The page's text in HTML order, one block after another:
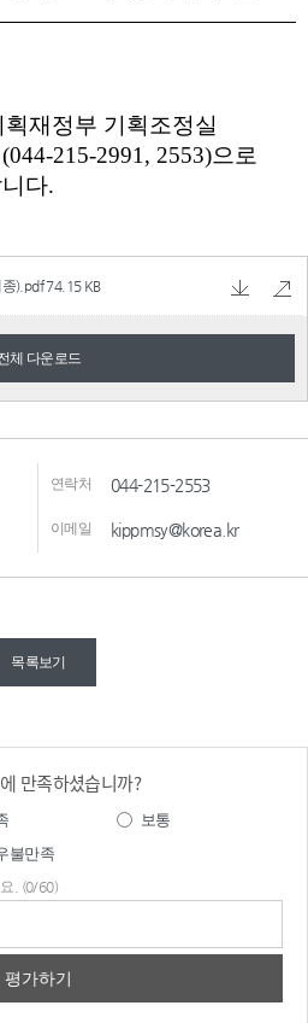
종).pdf74.15 KB
체 다운로드
연락처 044-215-2553
이메일 kippmsy@korea.kr
목록보기
만족하셨습니까?
보통
불만족
. (0/60)